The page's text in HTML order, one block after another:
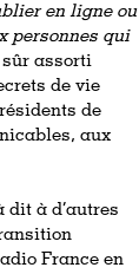
en ligne ou
personnes qui
sûr assorti
de vie
de
aux
dit à d’autres
France en